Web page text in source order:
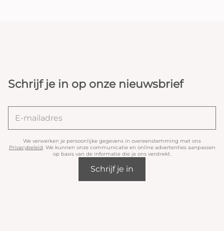
Schrijf je in op onze nieuwsbrief
We verwerken je persoonlijke gegevens in overeenstemming met ons
Privacybeleid. We kunnen onze communicatie en online advertenties aanpassen
op basis van de informatie die je ons verstrekt.
Schrijf je in